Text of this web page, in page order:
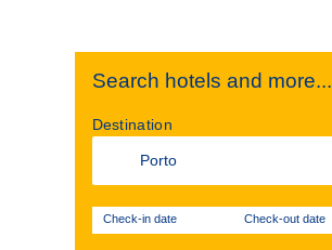
Search hotels and more...
Destination
Check-in date Check-out date